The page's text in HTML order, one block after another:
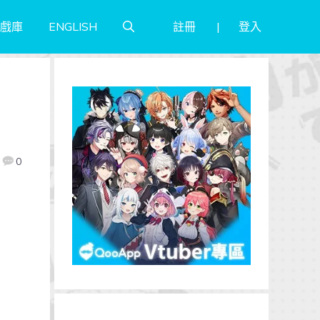
庫 ENGLISH 註冊 登入
0